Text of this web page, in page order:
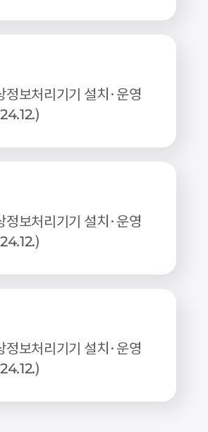
정보처리기기 설치·운영
정보처리기기 설치·운영
정보처리기기 설치·운영